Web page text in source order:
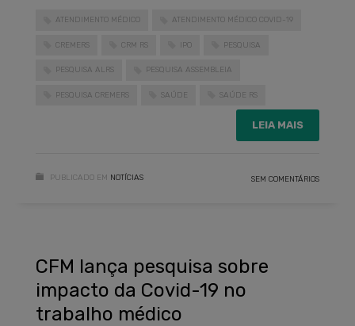
ATENDIMENTO MÉDICO ATENDIMENTO MÉDICO COVID-19
CREMERS CRM RS IPO PESQUISA
PESQUISA ALRS PESQUISA ASSEMBLEIA
PESQUISA CREMERS SAÚDE SAÚDE RS
LEIA MAIS
PUBLICADO EM NOTÍCIAS SEM COMENTÁRIOS
CFM lança pesquisa sobre
impacto da Covid-19 no
trabalho médico